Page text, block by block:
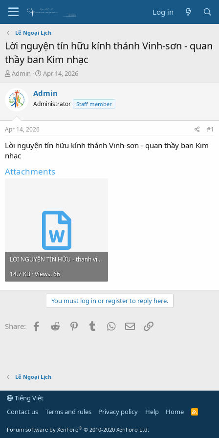
Log in
Lễ Ngoại Lịch
Lời nguyện tín hữu kính thánh Vinh-sơn - quan
thầy ban Kim nhạc
T
e
a
t
a
t
e
Admin
S
a
t
e
Apr 14, 2026
Admin
Administrator Staff member
Apr 14, 2026 #1
Lời nguyện tín hữu kính thánh Vinh-sơn - quan thầy ban Kim
nhạc
Attachments
LỜI NGUYỆN TÍN HỮU - thanh vinhson.docx
14.7 KB · Views: 66
You must log in or register to reply here.
Share: Facebook
Reddit PinterestTumblr WhatsApp
Email
Lễ Ngoại Lịch
Tiếng Việt
Contact us
Terms and rules Privacy policy Help Home
R
Forum software by XenForo® © 2010-2020 XenForo Ltd.